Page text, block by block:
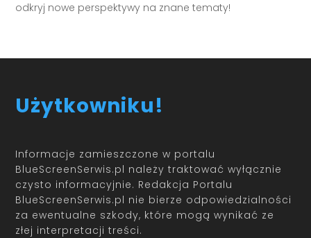
odkryj nowe perspektywy na znane tematy!
Użytkowniku!
Informacje zamieszczone w portalu
BlueScreenSerwis.pl należy traktować wyłącznie
czysto informacyjnie. Redakcja Portalu
BlueScreenSerwis.pl nie bierze odpowiedzialności
za ewentualne szkody, które mogą wynikać ze
złej interpretacji treści.